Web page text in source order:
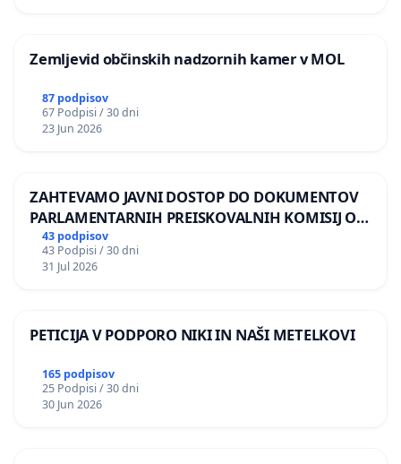
Zemljevid občinskih nadzornih kamer v MOL
87 podpisov
67 Podpisi / 30 dni
23 Jun 2026
ZAHTEVAMO JAVNI DOSTOP DO DOKUMENTOV
PARLAMENTARNIH PREISKOVALNIH KOMISIJ O
ILEGALNI TRGOVINI Z OROŽJEM
43 podpisov
43 Podpisi / 30 dni
31 Jul 2026
PETICIJA V PODPORO NIKI IN NAŠI METELKOVI
165 podpisov
25 Podpisi / 30 dni
30 Jun 2026